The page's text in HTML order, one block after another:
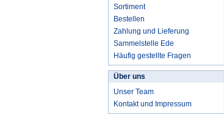
Sortiment
Bestellen
Zahlung und Lieferung
Sammelstelle Ede
Häufig gestellte Fragen
Über uns
Unser Team
Kontakt und Impressum